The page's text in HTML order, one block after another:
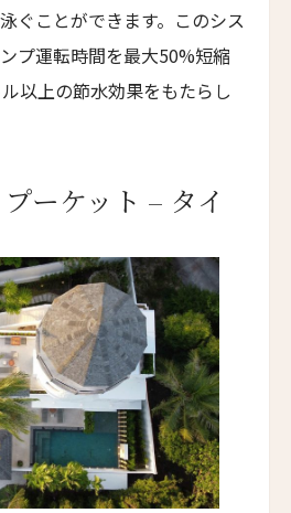
チェスカーノ
テル
ガローズ
ベイ
ぐことができます。このシス
プ運転時間を最大50%短縮
以上の節水効果をもたらし
ーケット – タイ